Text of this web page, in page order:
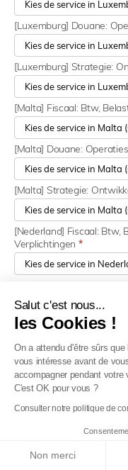
Salut c'est nous...
les Cookies !
On a attendu d'être sûrs
vous intéresse avant de
accompagner pendant votre
C'est OK pour vous ?
Consulter notre politique de
Non merci
[Luxemburg] Douane:
[Luxemburg] Strategie:
[Malta] Fiscaal: Btw,
[Malta] Douane:
[Malta] Strategie:
[Nederland] Fiscaal: Btw,
Verplichtingen *
[Nederland] Strategie:
[Polen] Fiscaal: Btw,
[Polen] Douane:
[Polen] Strategie:
E-